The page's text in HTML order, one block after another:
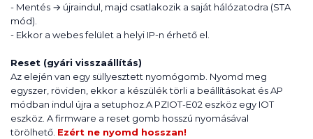
- Mentés → újraindul, majd csatlakozik a saját hálózatodra (STA
mód).
- Ekkor a webes felület a helyi IP-n érhető el.
Reset (gyári visszaállítás)
Az elején van egy süllyesztett nyomógomb. Nyomd meg
egyszer, röviden, ekkor a készülék törli a beállításokat és AP
módban indul újra a setuphoz.A PZIOT-E02 eszköz egy IOT
eszköz. A firmware a reset gomb hosszú nyomásával
törölhető. Ezért ne nyomd hosszan!